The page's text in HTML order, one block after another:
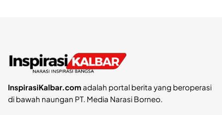
InspirasiKalbar.comadalah portal berita yang beroperasi
di bawah naungan PT. Media Narasi Borneo.